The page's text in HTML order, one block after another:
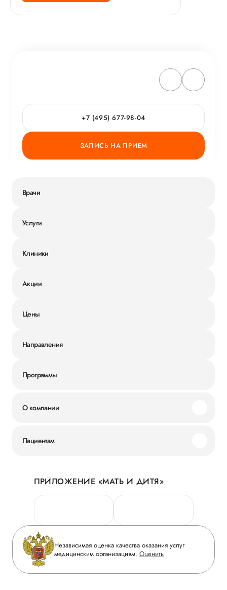
+7 (495) 677-98-04
ЗАПИСЬ НА ПРИЕМ
Врачи
Услуги
Клиники
Акции
Цены
Направления
Программы
О компании
Новости
Руководство
Сотрудничество
Инвесторам
Журнал «Мать и дитя»
Вакансии
Пациентам
Личный кабинет
Персональные данные
Горячая линия качества
Вопрос-ответ
Приложение пациента
Статьи
ПРИЛОЖЕНИЕ «МАТЬ И ДИТЯ»
Независимая оценка качества оказания услуг
медицинским организациям. Оценить